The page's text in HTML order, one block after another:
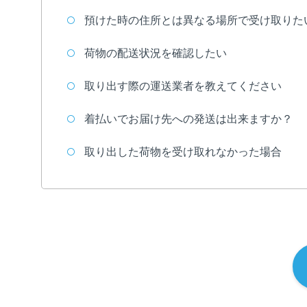
預けた時の住所とは異なる場所で受け取りた
荷物の配送状況を確認したい
取り出す際の運送業者を教えてください
着払いでお届け先への発送は出来ますか？
取り出した荷物を受け取れなかった場合